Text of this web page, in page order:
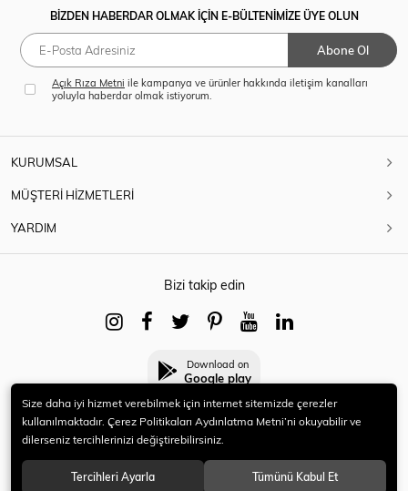
BİZDEN HABERDAR OLMAK İÇİN E-BÜLTENİMİZE ÜYE OLUN
Abone Ol
Açık Rıza Metni ile kampanya ve ürünler hakkında iletişim kanalları
yoluyla haberdar olmak istiyorum.
KURUMSAL
MÜŞTERİ HİZMETLERİ
YARDIM
Bizi takip edin
Download on
Google play
© 2021 HERYENİ. Tüm hakları saklıdır.
Size daha iyi hizmet verebilmek için internet sitemizde çerezler
kullanılmaktadır. Çerez Politikaları Aydınlatma Metni’ni okuyabilir ve
dilerseniz tercihlerinizi değiştirebilirsiniz.
Tercihleri Ayarla Tümünü Kabul Et